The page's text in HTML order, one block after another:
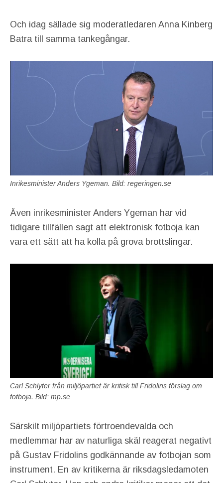
Och idag sällade sig moderatledaren Anna Kinberg
Batra till samma tankegångar.
Inrikesminister Anders Ygeman. Bild: regeringen.se
Även inrikesminister Anders Ygeman har vid
tidigare tillfällen sagt att elektronisk fotboja kan
vara ett sätt att ha kolla på grova brottslingar.
Carl Schlyter från miljöpartiet är kritisk till Fridolins förslag om
fotboja. Bild: mp.se
Särskilt miljöpartiets förtroendevalda och
medlemmar har av naturliga skäl reagerat negativt
på Gustav Fridolins godkännande av fotbojan som
instrument. En av kritikerna är riksdagsledamoten